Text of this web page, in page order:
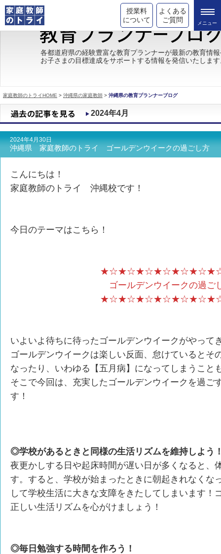
授業料
について
よくある
ご質問
トライの教育理念
成績が上がる理由
都道府県別情報
合格体験談
キャンペーン情報
各都道府県の経験豊富な教育プランナーが最新の教育情
お子さまの目標達成をサポートする情報を発信いたしま
家庭教師のトライHOME > 沖縄県の家庭教師 > 沖縄県の教育プランナーブログ
2024年4月
2024年4月30日
沖縄県 家庭教師のトライ ゴールデンウイークの過ごし方
こんにちは！
家庭教師のトライ 沖縄校です！
今日のテーマはこちら！
ゴールデンウイークの過ご
いよいよ待ちに待ったゴールデンウイークがやって
ゴールデンウイークは楽しい反面、怠けているとそ
なったり、いわゆる【五月病】になってしまうこと
そこで今回は、充実したゴールデンウイークを過ご
す！
◎学校があるときと同様の生活リズムを維持しよう
夜更かしする日や起床時間が遅い日が多くなると、
す。すると、学校が始まったときに朝起きれなくな
して学校生活に大きな支障をきたしてしまいます！
正しい生活リズムを心がけましょう！
◎毎日勉強する時間を作ろう！